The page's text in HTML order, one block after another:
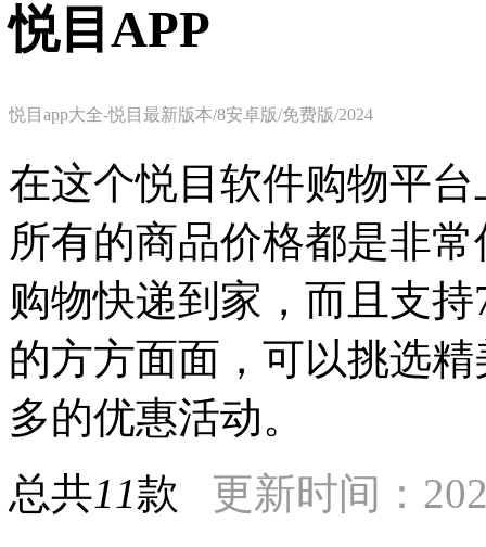
悦目APP
悦目app大全-悦目最新版本/8安卓版/免费版/2024
在这个悦目软件购物平
所有的商品价格都是非
购物快递到家，而且支
的方方面面，可以挑选
多的优惠活动。
总共11款 更新时间：